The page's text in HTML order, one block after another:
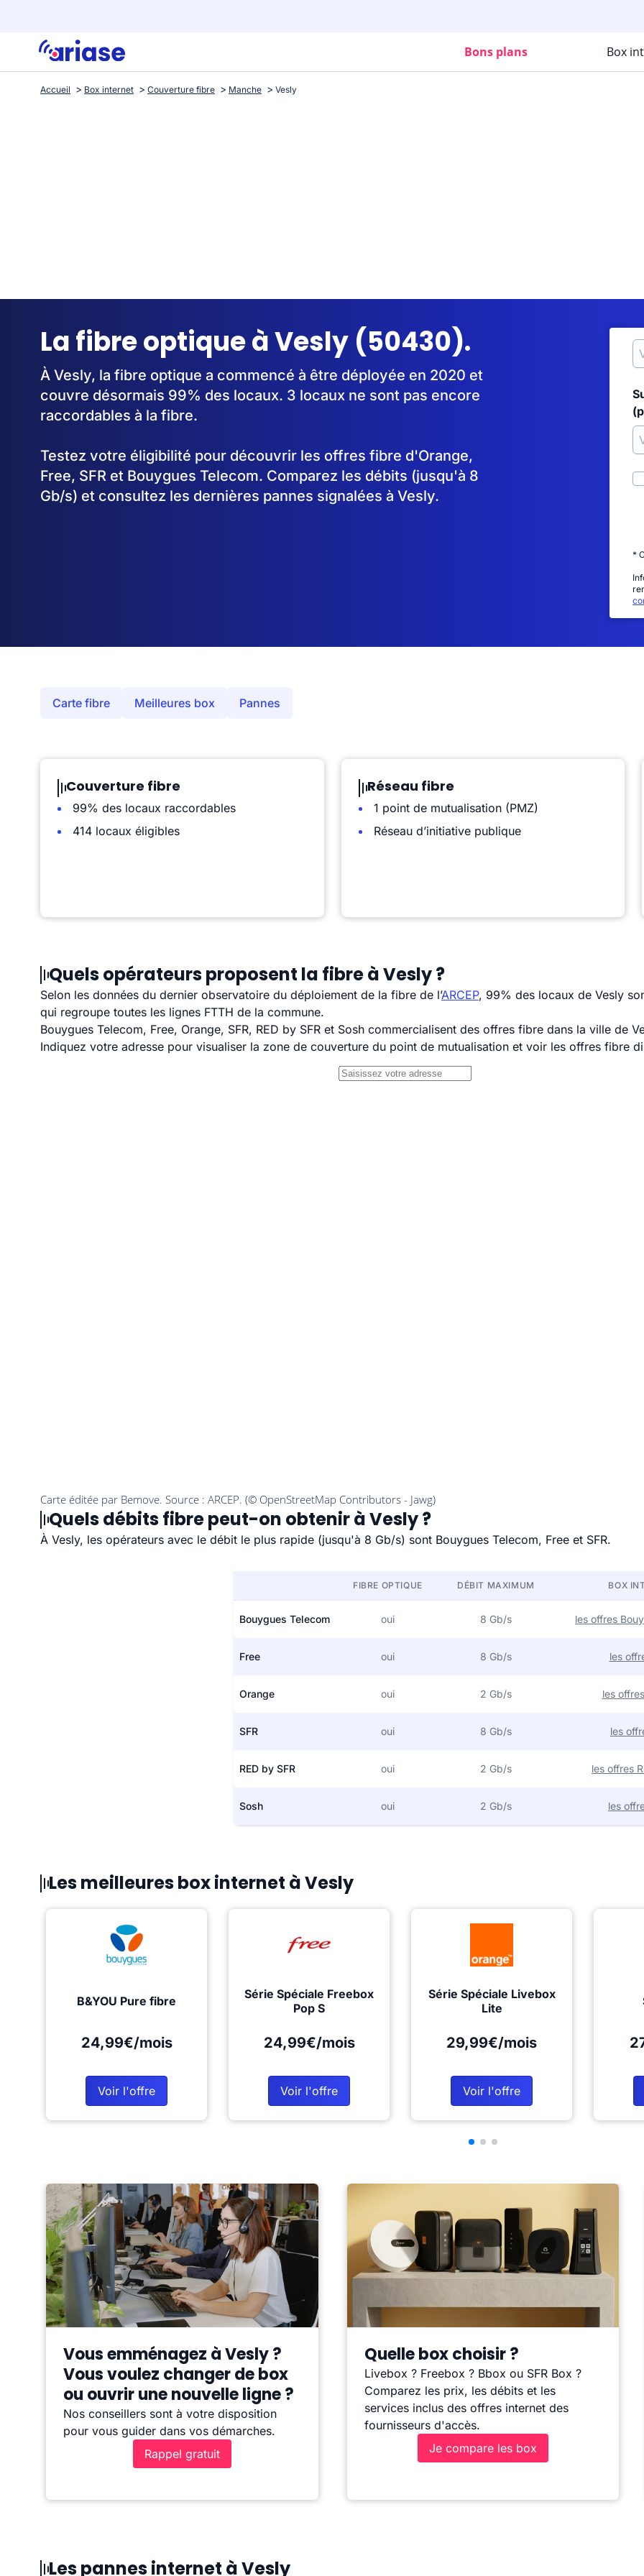
Bons plans Box
Accueil Box internet Couverture fibre Manche Vesly
La fibre optique à Vesly (50430).
À Vesly, la fibre optique a commencé à être déployée en 2020 et
couvre désormais 99% des locaux. 3 locaux ne sont pas encore
raccordables à la fibre.
Testez votre éligibilité pour découvrir les offres fibre d'Orange,
Free, SFR et Bouygues Telecom. Comparez les débits (jusqu'à 8
Gb/s) et consultez les dernières pannes signalées à Vesly.
*
Carte fibre Meilleures box Pannes
Couverture fibre
99% des locaux raccordables
414 locaux éligibles
Réseau fibre
1 point de mutualisation (PMZ)
Réseau d’initiative publique
Quels opérateurs proposent la fibre à Vesly ?
Selon les données du dernier observatoire du déploiement de la fibre de l’ARCEP, 99% des locaux de Vesly
qui regroupe toutes les lignes FTTH de la commune.
Bouygues Telecom, Free, Orange, SFR, RED by SFR et Sosh commercialisent des offres fibre dans la ville de
Indiquez votre adresse pour visualiser la zone de couverture du point de mutualisation et voir les offres fibre
Quels débits fibre peut-on obtenir à Vesly ?
À Vesly, les opérateurs avec le débit le plus rapide (jusqu'à 8 Gb/s) sont Bouygues Telecom, Free et SFR.
FIBRE OPTIQUE DÉBIT MAXIMUM BOX
Bouygues Telecom oui 8 Gb/s les offres
Free oui 8 Gb/s les
Orange oui 2 Gb/s les
SFR oui 8 Gb/s les
RED by SFR oui 2 Gb/s les offres
Sosh oui 2 Gb/s les
Les meilleures box internet à Vesly
B&YOU Pure fibre
24,99€/mois
Voir l'offre
Série Spéciale Freebox
Pop S
24,99€/mois
Voir l'offre
Série Spéciale Livebox
Lite
29,99€/mois
Voir l'offre
Vous emménagez à Vesly ?
Vous voulez changer de box
ou ouvrir une nouvelle ligne ?
Nos conseillers sont à votre disposition
pour vous guider dans vos démarches.
Rappel gratuit
Quelle box choisir ?
Livebox ? Freebox ? Bbox ou SFR Box ?
Comparez les prix, les débits et les
services inclus des offres internet des
fournisseurs d'accès.
Je compare les box
Les pannes internet à Vesly